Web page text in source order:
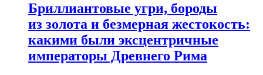
Бриллиантовые угри, бороды
из золота и безмерная жестокость:
какими были эксцентричные
императоры Древнего Рима